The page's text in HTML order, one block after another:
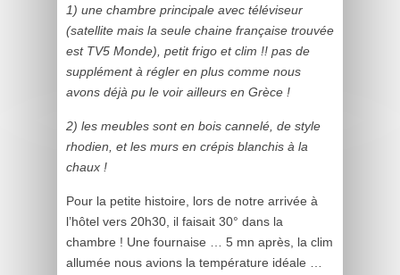
1) une chambre principale avec téléviseur
(satellite mais la seule chaine française trouvée
est TV5 Monde), petit frigo et clim !! pas de
supplément à régler en plus comme nous
avons déjà pu le voir ailleurs en Grèce !
2) les meubles sont en bois cannelé, de style
rhodien, et les murs en crépis blanchis à la
chaux !
Pour la petite histoire, lors de notre arrivée à
l’hôtel vers 20h30, il faisait 30° dans la
chambre ! Une fournaise … 5 mn après, la clim
allumée nous avions la température idéale …